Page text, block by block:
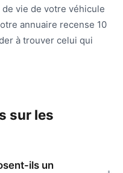
vie de votre véhicule
annuaire recense 10
à trouver celui qui
sur les
ils un